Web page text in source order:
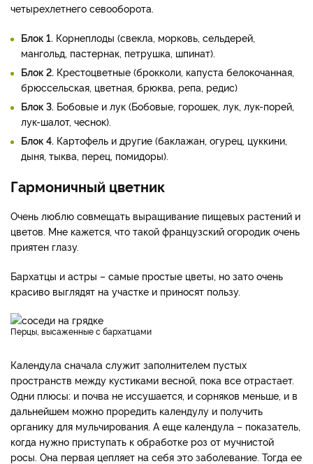
четырехлетнего севооборота.
Блок 1. Корнеплоды (свекла, морковь, сельдерей,
мангольд, пастернак, петрушка, шпинат).
Блок 2. Крестоцветные (брокколи, капуста белокочанная,
брюссельская, цветная, брюква, репа, редис)
Блок 3. Бобовые и лук (Бобовые, горошек, лук, лук-порей,
лук-шалот, чеснок).
Блок 4. Картофель и другие (баклажан, огурец, цуккини,
дыня, тыква, перец, помидоры).
Гармоничный цветник
Очень люблю совмещать выращивание пищевых растений и
цветов. Мне кажется, что такой французский огородик очень
приятен глазу.
Бархатцы и астры – самые простые цветы, но зато очень
красиво выглядят на участке и приносят пользу.
Перцы, высаженные с бархатцами
Календула сначала служит заполнителем пустых
пространств между кустиками весной, пока все отрастает.
Одни плюсы: и почва не иссушается, и сорняков меньше, и в
дальнейшем можно проредить календулу и получить
органику для мульчирования. А еще календула – показатель,
когда нужно приступать к обработке роз от мучнистой
росы. Она первая цепляет на себя это заболевание. Тогда ее